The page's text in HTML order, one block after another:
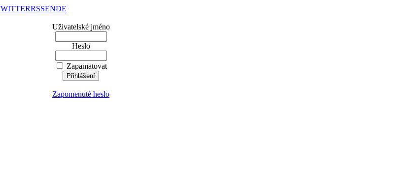
RSSENDE
Uživatelské jméno
Heslo
Zapamatovat
Zapomenuté heslo